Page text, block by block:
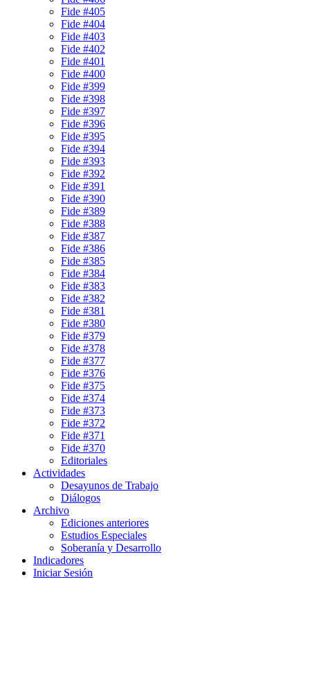
Fide #405
Fide #404
Fide #403
Fide #402
Fide #401
Fide #400
Fide #399
Fide #398
Fide #397
Fide #396
Fide #395
Fide #394
Fide #393
Fide #392
Fide #391
Fide #390
Fide #389
Fide #388
Fide #387
Fide #386
Fide #385
Fide #384
Fide #383
Fide #382
Fide #381
Fide #380
Fide #379
Fide #378
Fide #377
Fide #376
Fide #375
Fide #374
Fide #373
Fide #372
Fide #371
Fide #370
Editoriales
Actividades
Desayunos de Trabajo
Diálogos
Archivo
Ediciones anteriores
Estudios Especiales
Soberanía y Desarrollo
Indicadores
Iniciar Sesión